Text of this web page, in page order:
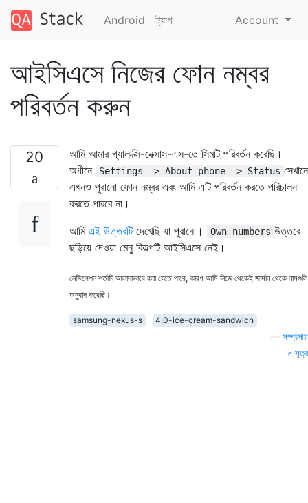
Android ট্যাগ Account
আইসিএসে নিজের ফোন নম্বর
পরিবর্তন করুন
20
আমি আমার গ্যালাক্সি-নেক্সাস-এস-তে সিমটি পরিবর্তন করেছি।
অধীনে
Settings -> About phone -> Status সেখানে
এখনও পুরানো ফোন নম্বর এবং আমি এটি পরিবর্তন করতে পরিচালনা
করতে পারবে না।
আমি এই উত্তরটিদেখেছি যা পুরানো। Own numbers উত্তরে
ছড়িয়ে দেওয়া মেনু বিকল্পটি আইসিএসে নেই।
নেভিগেশন শর্তাদি আলাদাভাবে বলা যেতে পারে, কারণ আমি নিজে থেকেই জার্মান থেকে নামগুলি
অনুবাদ করেছি।
samsung-nexus-s
4.0-ice-cream-sandwich
সম্প্রদায়
সূত্র